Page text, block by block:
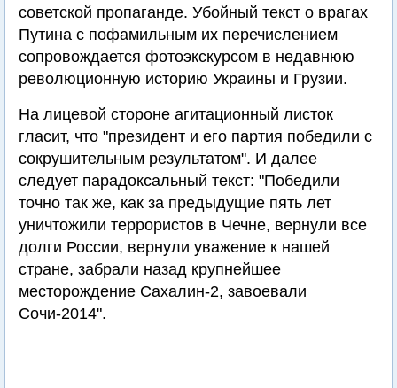
советской пропаганде. Убойный текст о врагах
Путина с пофамильным их перечислением
сопровождается фотоэкскурсом в недавнюю
революционную историю Украины и Грузии.
На лицевой стороне агитационный листок
гласит, что "президент и его партия победили с
сокрушительным результатом". И далее
следует парадоксальный текст: "Победили
точно так же, как за предыдущие пять лет
уничтожили террористов в Чечне, вернули все
долги России, вернули уважение к нашей
стране, забрали назад крупнейшее
месторождение Сахалин-2, завоевали
Сочи-2014".